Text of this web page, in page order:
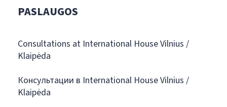
PASLAUGOS
Consultations at International House Vilnius /
Klaipėda
Консультации в International House Vilnius /
Klaipėda